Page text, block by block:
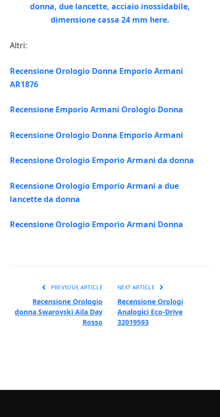
Altri:
Recensione Orologio Donna Emporio Armani
AR1876
Recensione Emporio Armani Orologio Donna
Recensione Orologio Donna Emporio Armani
Recensione Orologio Emporio Armani da donna
Recensione Orologio Emporio Armani a due
lancette da donna
Recensione Orologio Emporio Armani Donna
PREVIOUS ARTICLE
Recensione Orologio
donna Swarovski Aila Day
Rosso
NEXT ARTICLE
Recensione Orologi
Analogici Eco-Drive
32019593